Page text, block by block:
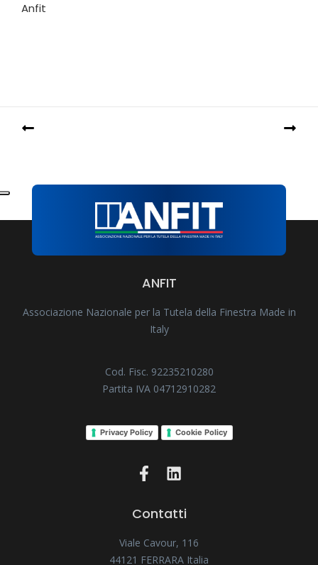
Anfit
ANFIT
Associazione Nazionale per la Tutela della Finestra Made in
Italy
Cod. Fisc. 92235210280
Partita IVA 04712910282
Privacy Policy Cookie Policy
Contatti
Viale Cavour, 116
44121 FERRARA Italia